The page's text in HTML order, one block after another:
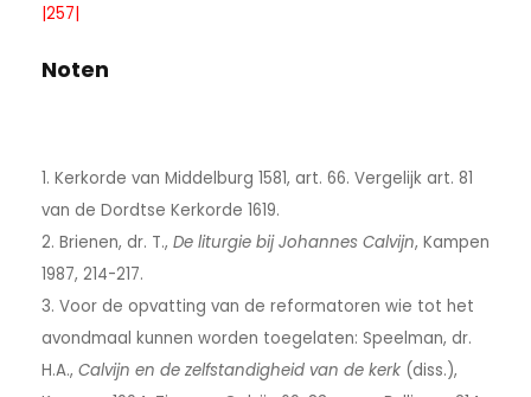
|257|
Noten
1. Kerkorde van Middelburg 1581, art. 66. Vergelijk art. 81
van de Dordtse Kerkorde 1619.
2. Brienen, dr. T., De liturgie bij Johannes Calvijn, Kampen
1987, 214-217.
3. Voor de opvatting van de reformatoren wie tot het
avondmaal kunnen worden toegelaten: Speelman, dr.
H.A., Calvijn en de zelfstandigheid van de kerk (diss.),